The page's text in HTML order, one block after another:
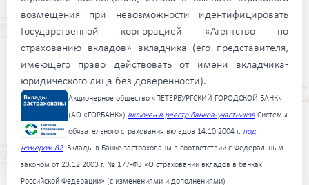
возмещения при невозможности идентифицировать
Государственной корпорацией «Агентство по
страхованию вкладов» вкладчика (его представителя,
имеющего право действовать от имени вкладчика-
юридического лица без доверенности).
Акционерное общество «ПЕТЕРБУРГСКИЙ ГОРОДСКОЙ БАНК»
(АО «ГОРБАНК») включен в реестр банков-участников Системы
обязательного страхования вкладов 14.10.2004 г. под
номером 82. Вклады в Банке застрахованы в соответствии с Федеральным
законом от 23.12.2003 г. № 177-ФЗ «О страховании вкладов в банках
Российской Федерации» (с изменениями и дополнениями)